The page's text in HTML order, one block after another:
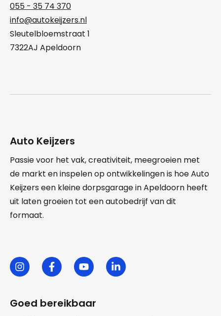
055 - 35 74 370
info@autokeijzers.nl
Sleutelbloemstraat 1
7322AJ Apeldoorn
Auto Keijzers
Passie voor het vak, creativiteit, meegroeien met
de markt en inspelen op ontwikkelingen is hoe Auto
Keijzers een kleine dorpsgarage in Apeldoorn heeft
uit laten groeien tot een autobedrijf van dit
formaat.
Goed bereikbaar